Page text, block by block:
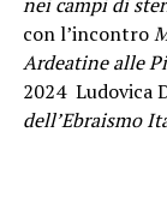
con l’incontro
Ardeatine alle
2024 Ludovica
dell’Ebraismo